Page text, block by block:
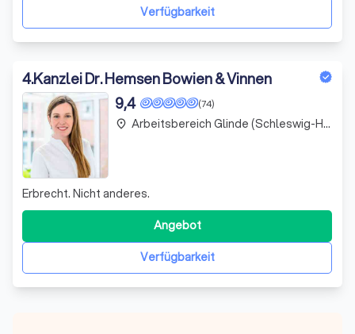
Verfügbarkeit
4.Kanzlei Dr. Hemsen Bowien & Vinnen
(74)
9,4
Erbrecht. Nicht anderes.
Verfügbarkeit
Angebot
place Arbeitsbereich Glinde (Schleswig-Holstein)